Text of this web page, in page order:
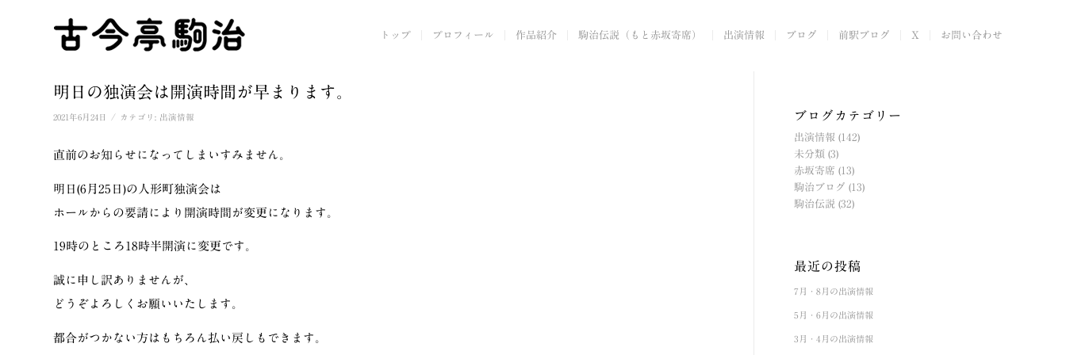
トップ プロフィール 作品紹介 駒治伝説（もと赤坂寄席） 出演情報 ブログ 前駅ブログ X お問い合わせ
明日の独演会は開演時間が早まります。
2021年6月24日 / カテゴリ: 出演情報
直前のお知らせになってしまいすみません。
明日(6月25日)の人形町独演会は
ホールからの要請により開演時間が変更になります。
19時のところ18時半開演に変更です。
誠に申し訳ありませんが、
どうぞよろしくお願いいたします。
都合がつかない方はもちろん払い戻しもできます。
ブログカテゴリー
出演情報 (142)
未分類 (3)
赤坂寄席 (13)
駒治ブログ (13)
駒治伝説 (32)
最近の投稿
7月・8月の出演情報
5月・6月の出演情報
3月・4月の出演情報